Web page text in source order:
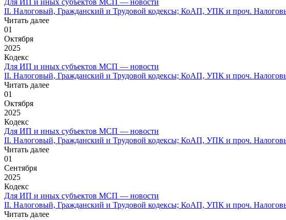
II. Налоговый, Гражданский и Трудовой кодексы; КоАП, УПК и проч.
Читать далее
01
Октября
2025
Кодекс
Для ИП и иных субъектов МСП — новости
II. Налоговый, Гражданский и Трудовой кодексы; КоАП, УПК и проч.
Читать далее
01
Октября
2025
Кодекс
Для ИП и иных субъектов МСП — новости
II. Налоговый, Гражданский и Трудовой кодексы; КоАП, УПК и проч.
Читать далее
01
Сентября
2025
Кодекс
Для ИП и иных субъектов МСП — новости
II. Налоговый, Гражданский и Трудовой кодексы; КоАП, УПК и проч.
Читать далее